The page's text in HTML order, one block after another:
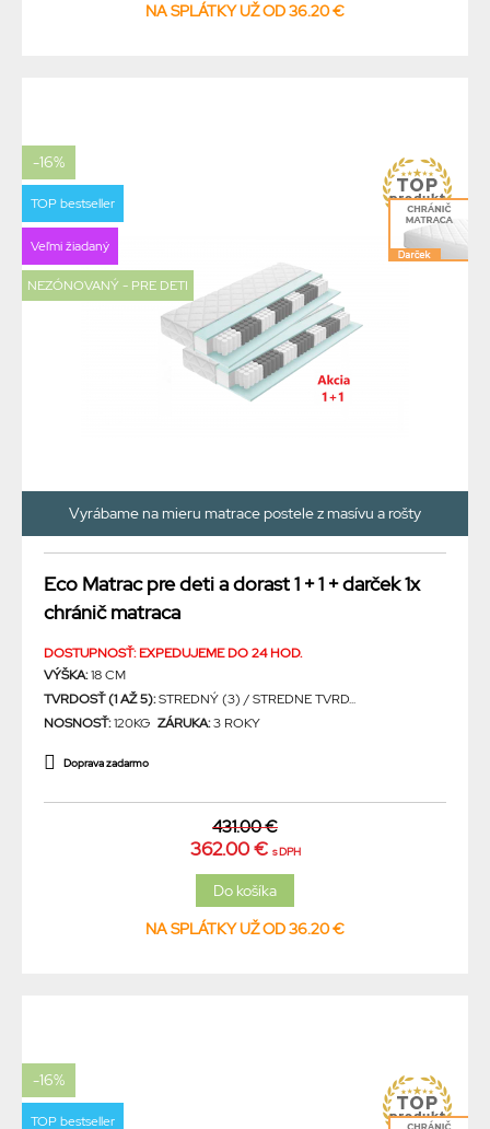
NA SPLÁTKY UŽ OD 36.20 €
-16%
TOP bestseller
Veľmi žiadaný
NEZÓNOVANÝ - PRE DETI
Vyrábame na mieru matrace postele z masívu a rošty
Eco Matrac pre deti a dorast 1 + 1 + darček 1x
chránič matraca
DOSTUPNOSŤ: EXPEDUJEME DO 24 HOD.
VÝŠKA:18 CM
TVRDOSŤ (1 AŽ 5):STREDNÝ (3) / STREDNE TVRD...
NOSNOSŤ:120KG ZÁRUKA:3 ROKY
Doprava zadarmo
431.00 €
362.00 € s DPH
NA SPLÁTKY UŽ OD 36.20 €
-16%
TOP bestseller